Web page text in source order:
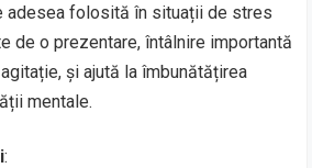
adesea folosită în situații de stres
de o prezentare, întâlnire importantă
și ajută la îmbunătățirea
mentale.
: